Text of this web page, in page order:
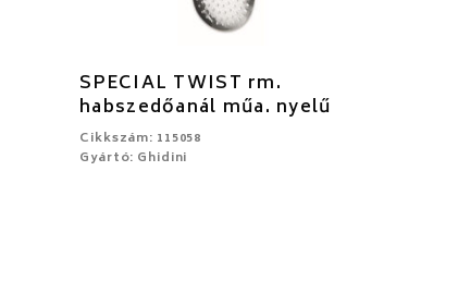
SPECIAL TWIST rm.
habszedőanál műa. nyelű
Cikkszám: 115058
Gyártó: Ghidini